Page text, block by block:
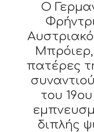
Ο
πατέρες
του
διπλής